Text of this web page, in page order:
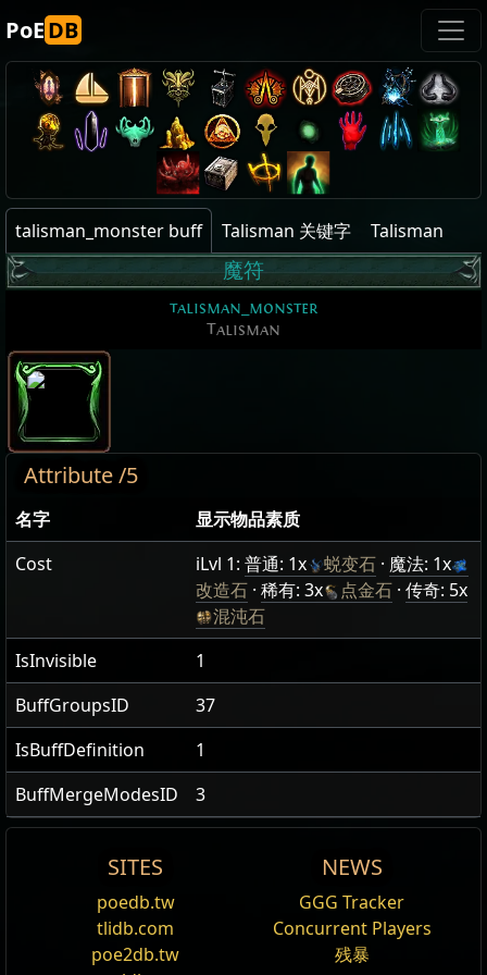
PoEDB
talisman_monster buff Talisman 关键字
Talisman
魔符
talisman_monster
Talisman
Attribute /5
名字
显示物品素质
Cost
iLvl 1: 普通: 1x 蜕变石 · 魔法: 1x
改造石 · 稀有: 3x 点金石 · 传奇: 5x
混沌石
IsInvisible
1
BuffGroupsID
37
IsBuffDefinition
1
BuffMergeModesID
3
Pre/Suf
传奇 monster no talismans [1]
Talisman
talismanis a type of
. Talismans have their
SITES
poedb.tw
tlidb.com
poe2db.tw
NEWS
GGG Tracker
Concurrent Players
残暴